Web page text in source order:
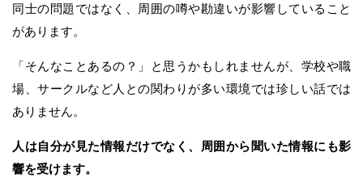
同士の問題ではなく、周囲の噂や勘違いが影響していること
があります。
「そんなことあるの？」と思うかもしれませんが、学校や職
場、サークルなど人との関わりが多い環境では珍しい話では
ありません。
人は自分が見た情報だけでなく、周囲から聞いた情報にも影
響を受けます。